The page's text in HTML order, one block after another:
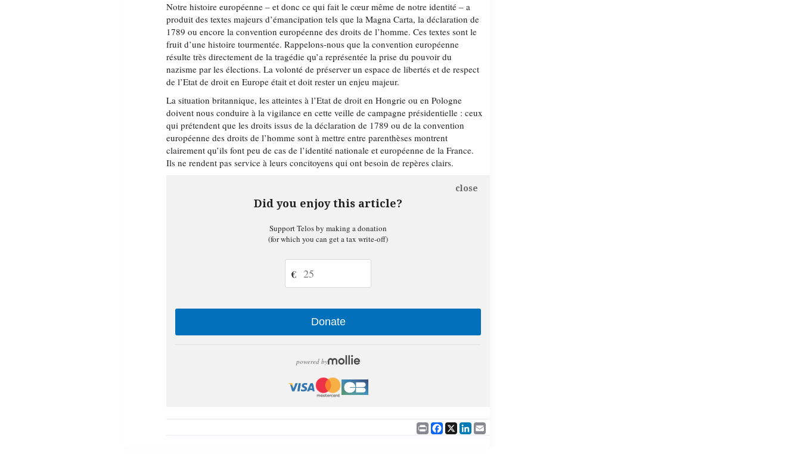
Notre histoire européenne – et donc ce qui fait le cœur même de notre identité – a
produit des textes majeurs d’émancipation tels que la Magna Carta, la déclaration de
1789 ou encore la convention européenne des droits de l’homme. Ces textes sont le
fruit d’une histoire tourmentée. Rappelons-nous que la convention européenne
résulte très directement de la tragédie qu’a représentée la prise du pouvoir du
nazisme par les élections. La volonté de préserver un espace de libertés et de respect
de l’Etat de droit en Europe était et doit rester un enjeu majeur.
La situation britannique, les atteintes à l’Etat de droit en Hongrie ou en Pologne
doivent nous conduire à la vigilance en cette veille de campagne présidentielle : ceux
qui prétendent que les droits issus de la déclaration de 1789 ou de la convention
européenne des droits de l’homme sont à mettre entre parenthèses montrent
clairement qu’ils font peu de cas de l’identité nationale et européenne de la France.
Ils ne rendent pas service à leurs concitoyens qui ont besoin de repères clairs.
Did you enjoy this article?
close
Support Telos by making a donation
(for which you can get a tax write-off)
€
Donate
powered by
PrintFacebook
X LinkedIn
Email